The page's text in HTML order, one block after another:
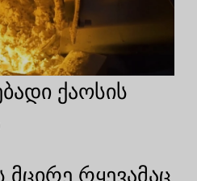
ქაოსის
რყევამაც